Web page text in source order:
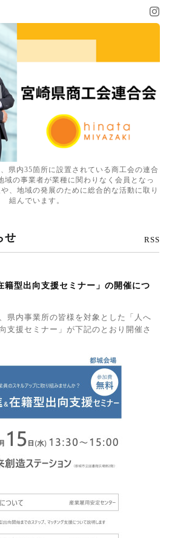
県内35箇所に設置されている商工会の連合
域の事業者が業種に関わりなく会員となっ
、地域の発展のために総合的な活動に取り
組んでいます。
せ RSS
籍型出向支援セミナー」の開催につ
県内事業所の皆様を対象とした「人へ
支援セミナー」が下記のとおり開催さ